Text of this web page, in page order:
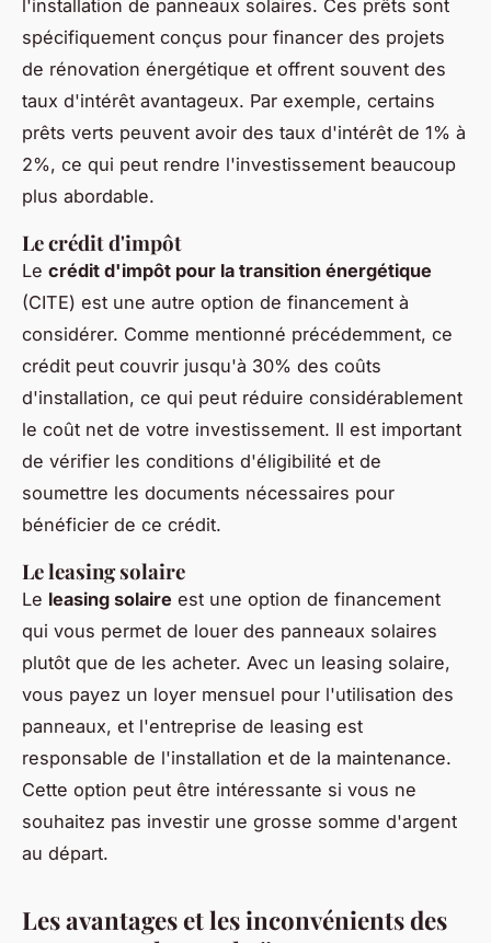
l'installation de panneaux solaires. Ces prêts sont
spécifiquement conçus pour financer des projets
de rénovation énergétique et offrent souvent des
taux d'intérêt avantageux. Par exemple, certains
prêts verts peuvent avoir des taux d'intérêt de 1% à
2%, ce qui peut rendre l'investissement beaucoup
plus abordable.
Le crédit d'impôt
Le crédit d'impôt pour la transition énergétique
(CITE) est une autre option de financement à
considérer. Comme mentionné précédemment, ce
crédit peut couvrir jusqu'à 30% des coûts
d'installation, ce qui peut réduire considérablement
le coût net de votre investissement. Il est important
de vérifier les conditions d'éligibilité et de
soumettre les documents nécessaires pour
bénéficier de ce crédit.
Le leasing solaire
Le leasing solaire est une option de financement
qui vous permet de louer des panneaux solaires
plutôt que de les acheter. Avec un leasing solaire,
vous payez un loyer mensuel pour l'utilisation des
panneaux, et l'entreprise de leasing est
responsable de l'installation et de la maintenance.
Cette option peut être intéressante si vous ne
souhaitez pas investir une grosse somme d'argent
au départ.
Les avantages et les inconvénients des